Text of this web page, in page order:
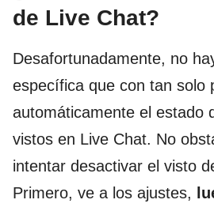
de Live Chat?
Desafortunadamente, no
específica que con tan solo
automáticamente el estado
vistos en Live Chat. No
intentar desactivar el visto
Primero, ve a los ajustes,